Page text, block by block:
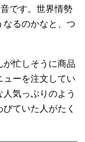
です。世界情勢
なるのかなと、つ
が忙しそうに商品
ューを注文してい
気っぷりのよう
ていた人がたく